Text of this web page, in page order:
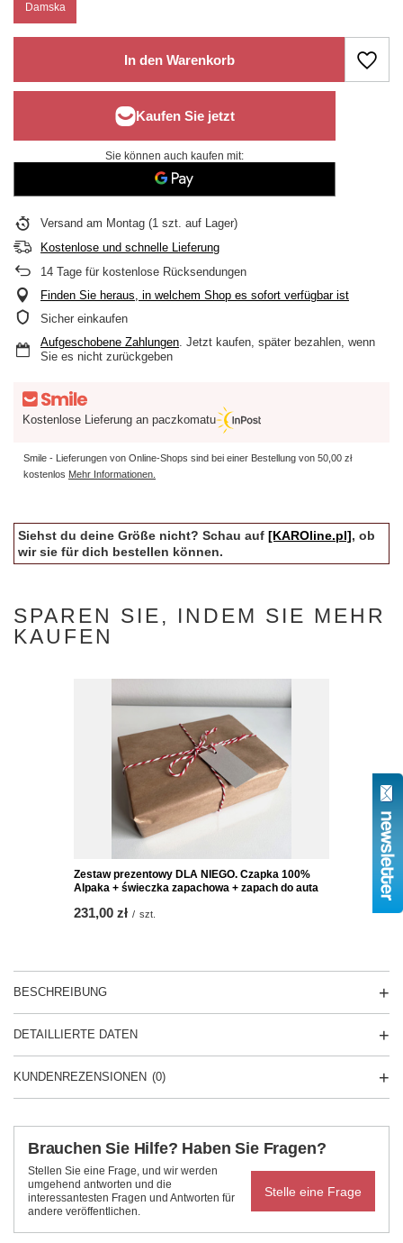
Damska
In den Warenkorb
Sie können auch kaufen mit:
Versand am Montag (1 szt. auf Lager)
Kostenlose und schnelle Lieferung
14 Tage für kostenlose Rücksendungen
Finden Sie heraus, in welchem Shop es sofort verfügbar ist
Sicher einkaufen
Aufgeschobene Zahlungen. Jetzt kaufen, später bezahlen, wenn
Sie es nicht zurückgeben
Kostenlose Lieferung an paczkomatu
Smile - Lieferungen von Online-Shops sind bei einer Bestellung von 50,00 zł
kostenlos Mehr Informationen.
Siehst du deine Größe nicht? Schau auf [KAROline.pl], ob
wir sie für dich bestellen können.
SPAREN SIE, INDEM SIE MEHR
KAUFEN
Zestaw prezentowy DLA NIEGO. Czapka 100%
Alpaka + świeczka zapachowa + zapach do auta
231,00 zł / szt.
BESCHREIBUNG
DETAILLIERTE DATEN
KUNDENREZENSIONEN (0)
Brauchen Sie Hilfe? Haben Sie Fragen?
Stellen Sie eine Frage, und wir werden
umgehend antworten und die
interessantesten Fragen und Antworten für
andere veröffentlichen.
Stelle eine Frage